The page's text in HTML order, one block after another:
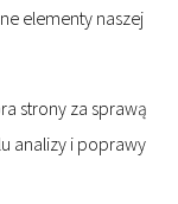
elementy naszej
strony za sprawą
analizy i poprawy